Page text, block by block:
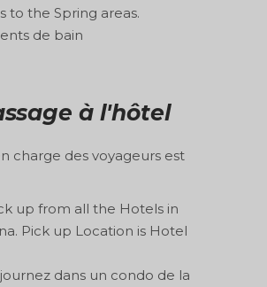
to the Spring areas.
de bain
à l'hôtel
charge des voyageurs est
up from all the Hotels in
Pick up Location is Hotel
dans un condo de la